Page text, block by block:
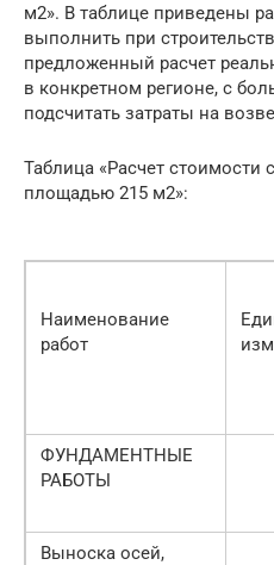
м2». В таблице приведены
выполнить при
предложенный расчет
в конкретном регионе, с
подсчитать затраты на
Таблица «Расчет стоимости
площадью 215 м2»:
Наименование
работ
ФУНДАМЕНТНЫЕ
РАБОТЫ
Выноска осей,